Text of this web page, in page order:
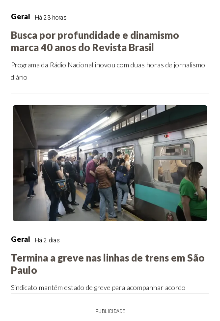
Geral Há 23 horas
Busca por profundidade e dinamismo
marca 40 anos do Revista Brasil
Programa da Rádio Nacional inovou com duas horas de jornalismo
diário
Geral Há 2 dias
Termina a greve nas linhas de trens em São
Paulo
Sindicato mantém estado de greve para acompanhar acordo
PUBLICIDADE